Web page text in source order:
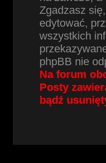
Zgadzasz
edytować,
wszystkich
phpBB nie
Na forum
Posty
bądź